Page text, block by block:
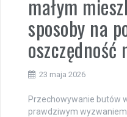
małym
sposoby na
oszczędność
23 maja 2026
Przechowywanie butów
prawdziwym